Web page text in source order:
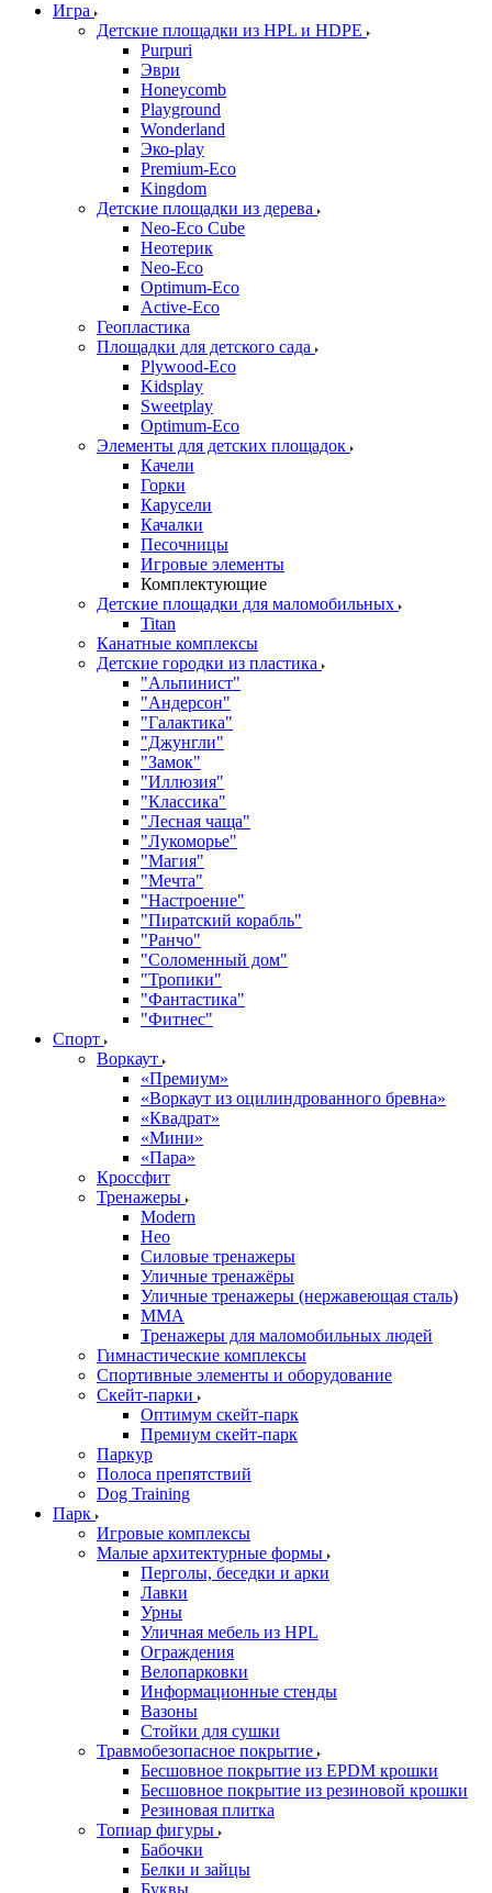
Игра
Детские площадки из HPL и HDPE
Purpuri
Эври
Honeycomb
Playground
Wonderland
Эко-play
Premium-Eco
Kingdom
Детские площадки из дерева
Neo-Eco Cube
Неотерик
Neo-Eco
Оptimum-Еco
Active-Eco
Геопластика
Площадки для детского сада
Plywood-Eco
Kidsplay
Sweetplay
Оptimum-Еco
Элементы для детских площадок
Качели
Горки
Карусели
Качалки
Песочницы
Игровые элементы
Комплектующие
Детские площадки для маломобильных
Titan
Канатные комплексы
Детские городки из пластика
"Альпинист"
"Андерсон"
"Галактика"
"Джунгли"
"Замок"
"Иллюзия"
"Классика"
"Лесная чаща"
"Лукоморье"
"Магия"
"Мечта"
"Настроение"
"Пиратский корабль"
"Ранчо"
"Соломенный дом"
"Тропики"
"Фантастика"
"Фитнес"
Спорт
Воркаут
«Премиум»
«Воркаут из оцилиндрованного бревна»
«Квадрат»
«Мини»
«Пара»
Кроссфит
Тренажеры
Modern
Нео
Силовые тренажеры
Уличные тренажёры
Уличные тренажеры (нержавеющая сталь)
ММА
Тренажеры для маломобильных людей
Гимнастические комплексы
Спортивные элементы и оборудование
Скейт-парки
Оптимум скейт-парк
Премиум скейт-парк
Паркур
Полоса препятствий
Dog Training
Парк
Игровые комплексы
Малые архитектурные формы
Перголы, беседки и арки
Лавки
Урны
Уличная мебель из HPL
Ограждения
Велопарковки
Информационные стенды
Вазоны
Стойки для сушки
Травмобезопасное покрытие
Бесшовное покрытие из EPDM крошки
Бесшовное покрытие из резиновой крошки
Резиновая плитка
Топиар фигуры
Бабочки
Белки и зайцы
Буквы